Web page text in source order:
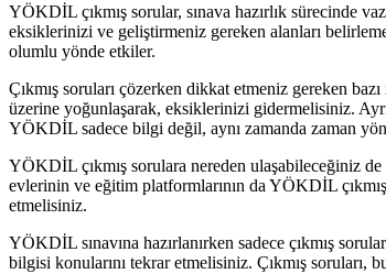
YÖKDİL çıkmış sorular, sınava hazırlık sürecinde
eksiklerinizi ve geliştirmeniz gereken alanları
olumlu yönde etkiler.
Çıkmış soruları çözerken dikkat etmeniz gereken
üzerine yoğunlaşarak, eksiklerinizi gidermelisiniz.
YÖKDİL sadece bilgi değil, aynı zamanda zaman
YÖKDİL çıkmış sorulara nereden ulaşabileceğiniz
evlerinin ve eğitim platformlarının da YÖKDİL
etmelisiniz.
YÖKDİL sınavına hazırlanırken sadece çıkmış
bilgisi konularını tekrar etmelisiniz. Çıkmış soruları,